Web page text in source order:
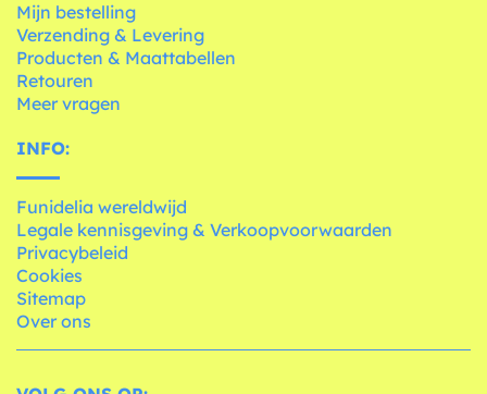
Mijn bestelling
Verzending & Levering
Producten & Maattabellen
Retouren
Meer vragen
INFO:
Funidelia wereldwijd
Legale kennisgeving & Verkoopvoorwaarden
Privacybeleid
Cookies
Sitemap
Over ons